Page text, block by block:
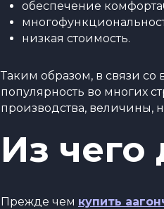
обеспечение
низкая стоимость.
Таким образом, в связи
популярность во многих
производства, величины,
Из
Прежде чем купить